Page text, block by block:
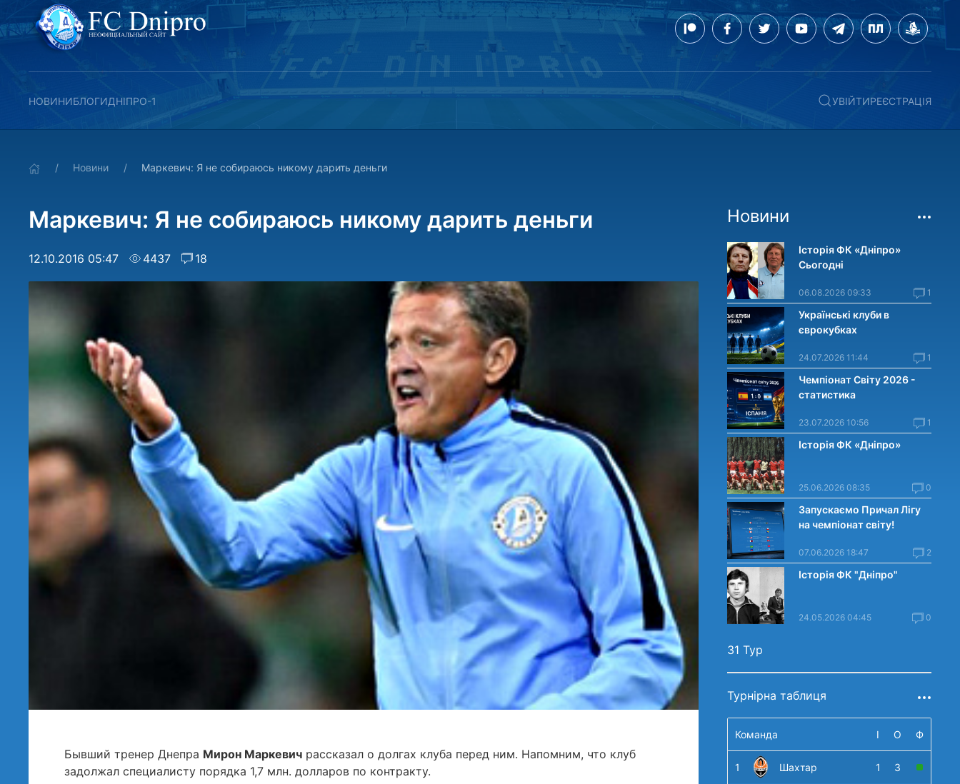
НОВИНИБЛОГИДНІПРО-1 УВІЙТИРЕЄСТРАЦІЯ
Новини Маркевич: Я не собираюсь никому дарить деньги
Маркевич: Я не собираюсь никому дарить деньги
12.10.2016 05:47 4437 18
Бывший тренер Днепра Мирон Маркевич рассказал о долгах клуба перед ним. Напомним, что клуб
задолжал специалисту порядка 1,7 млн. долларов по контракту.
Новини
Історія ФК «Дніпро»
Сьогодні
06.08.2026 09:33 1
Українські клуби в
єврокубках
24.07.2026 11:44 1
Чемпіонат Світу 2026 -
статистика
23.07.2026 10:56 1
Історія ФК «Дніпро»
25.06.2026 08:35 0
Запускаємо Причал Лігу
на чемпіонат світу!
07.06.2026 18:47 2
Історія ФК "Дніпро"
24.05.2026 04:45 0
31 Тур
Турнірна таблиця
Команда І О Ф
1 Шахтар 1 3